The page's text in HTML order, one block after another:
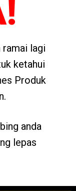
ramai lagi
ketahui
Produk
anda
lepas